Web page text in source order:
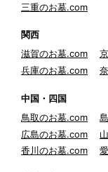
三重のお墓.com
関西
滋賀のお墓.com
兵庫のお墓.com
中国・四国
鳥取のお墓.com
広島のお墓.com
香川のお墓.com